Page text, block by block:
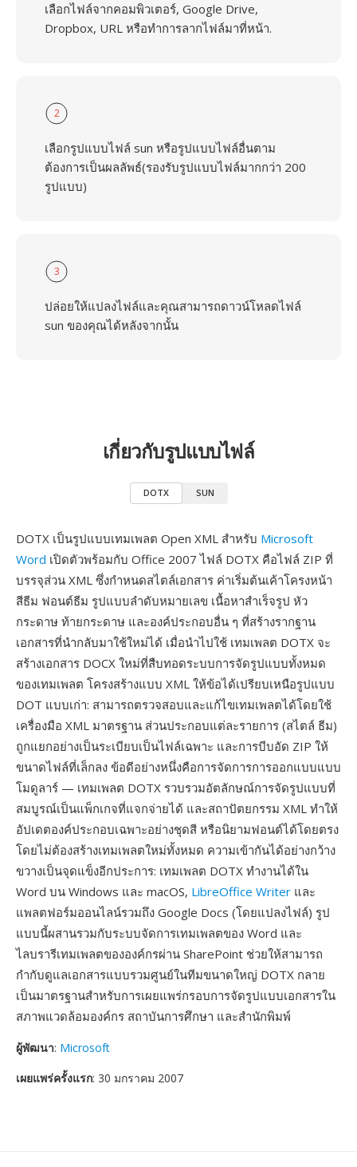
เลือกไฟล์จากคอมพิวเตอร์, Google Drive,
Dropbox, URL หรือทำการลากไฟล์มาที่หน้า.
2
เลือกรูปแบบไฟล์ sun หรือรูปแบบไฟล์อื่นตาม
ต้องการเป็นผลลัพธ์(รองรับรูปแบบไฟล์มากกว่า 200
รูปแบบ)
3
ปล่อยให้แปลงไฟล์และคุณสามารถดาวน์โหลดไฟล์
sun ของคุณได้หลังจากนั้น
เกี่ยวกับรูปแบบไฟล์
DOTX SUN
DOTX เป็นรูปแบบเทมเพลต Open XML สำหรับ Microsoft
Word เปิดตัวพร้อมกับ Office 2007 ไฟล์ DOTX คือไฟล์ ZIP ที่
บรรจุส่วน XML ซึ่งกำหนดสไตล์เอกสาร ค่าเริ่มต้นเค้าโครงหน้า
สีธีม ฟอนต์ธีม รูปแบบลำดับหมายเลข เนื้อหาสำเร็จรูป หัว
กระดาษ ท้ายกระดาษ และองค์ประกอบอื่น ๆ ที่สร้างรากฐาน
เอกสารที่นำกลับมาใช้ใหม่ได้ เมื่อนำไปใช้ เทมเพลต DOTX จะ
สร้างเอกสาร DOCX ใหม่ที่สืบทอดระบบการจัดรูปแบบทั้งหมด
ของเทมเพลต โครงสร้างแบบ XML ให้ข้อได้เปรียบเหนือรูปแบบ
DOT แบบเก่า: สามารถตรวจสอบและแก้ไขเทมเพลตได้โดยใช้
เครื่องมือ XML มาตรฐาน ส่วนประกอบแต่ละรายการ (สไตล์ ธีม)
ถูกแยกอย่างเป็นระเบียบเป็นไฟล์เฉพาะ และการบีบอัด ZIP ให้
ขนาดไฟล์ที่เล็กลง ข้อดีอย่างหนึ่งคือการจัดการการออกแบบแบบ
โมดูลาร์ — เทมเพลต DOTX รวบรวมอัตลักษณ์การจัดรูปแบบที่
สมบูรณ์เป็นแพ็กเกจที่แจกจ่ายได้ และสถาปัตยกรรม XML ทำให้
อัปเดตองค์ประกอบเฉพาะอย่างชุดสี หรือนิยามฟอนต์ได้โดยตรง
โดยไม่ต้องสร้างเทมเพลตใหม่ทั้งหมด ความเข้ากันได้อย่างกว้าง
ขวางเป็นจุดแข็งอีกประการ: เทมเพลต DOTX ทำงานได้ใน
Word บน Windows และ macOS, LibreOffice Writer และ
แพลตฟอร์มออนไลน์รวมถึง Google Docs (โดยแปลงไฟล์) รูป
แบบนี้ผสานรวมกับระบบจัดการเทมเพลตของ Word และ
ไลบรารีเทมเพลตขององค์กรผ่าน SharePoint ช่วยให้สามารถ
กำกับดูแลเอกสารแบบรวมศูนย์ในทีมขนาดใหญ่ DOTX กลาย
เป็นมาตรฐานสำหรับการเผยแพร่กรอบการจัดรูปแบบเอกสารใน
สภาพแวดล้อมองค์กร สถาบันการศึกษา และสำนักพิมพ์
ผู้พัฒนา: Microsoft
เผยแพร่ครั้งแรก: 30 มกราคม 2007